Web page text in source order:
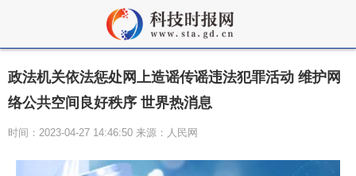
政法机关依法惩处网上造谣传谣违法犯罪活动 维护网
络公共空间良好秩序 世界热消息
时间：2023-04-27 14:46:50 来源：人民网